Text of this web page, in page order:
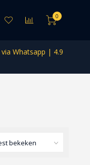
0
Whatsapp | 4.9